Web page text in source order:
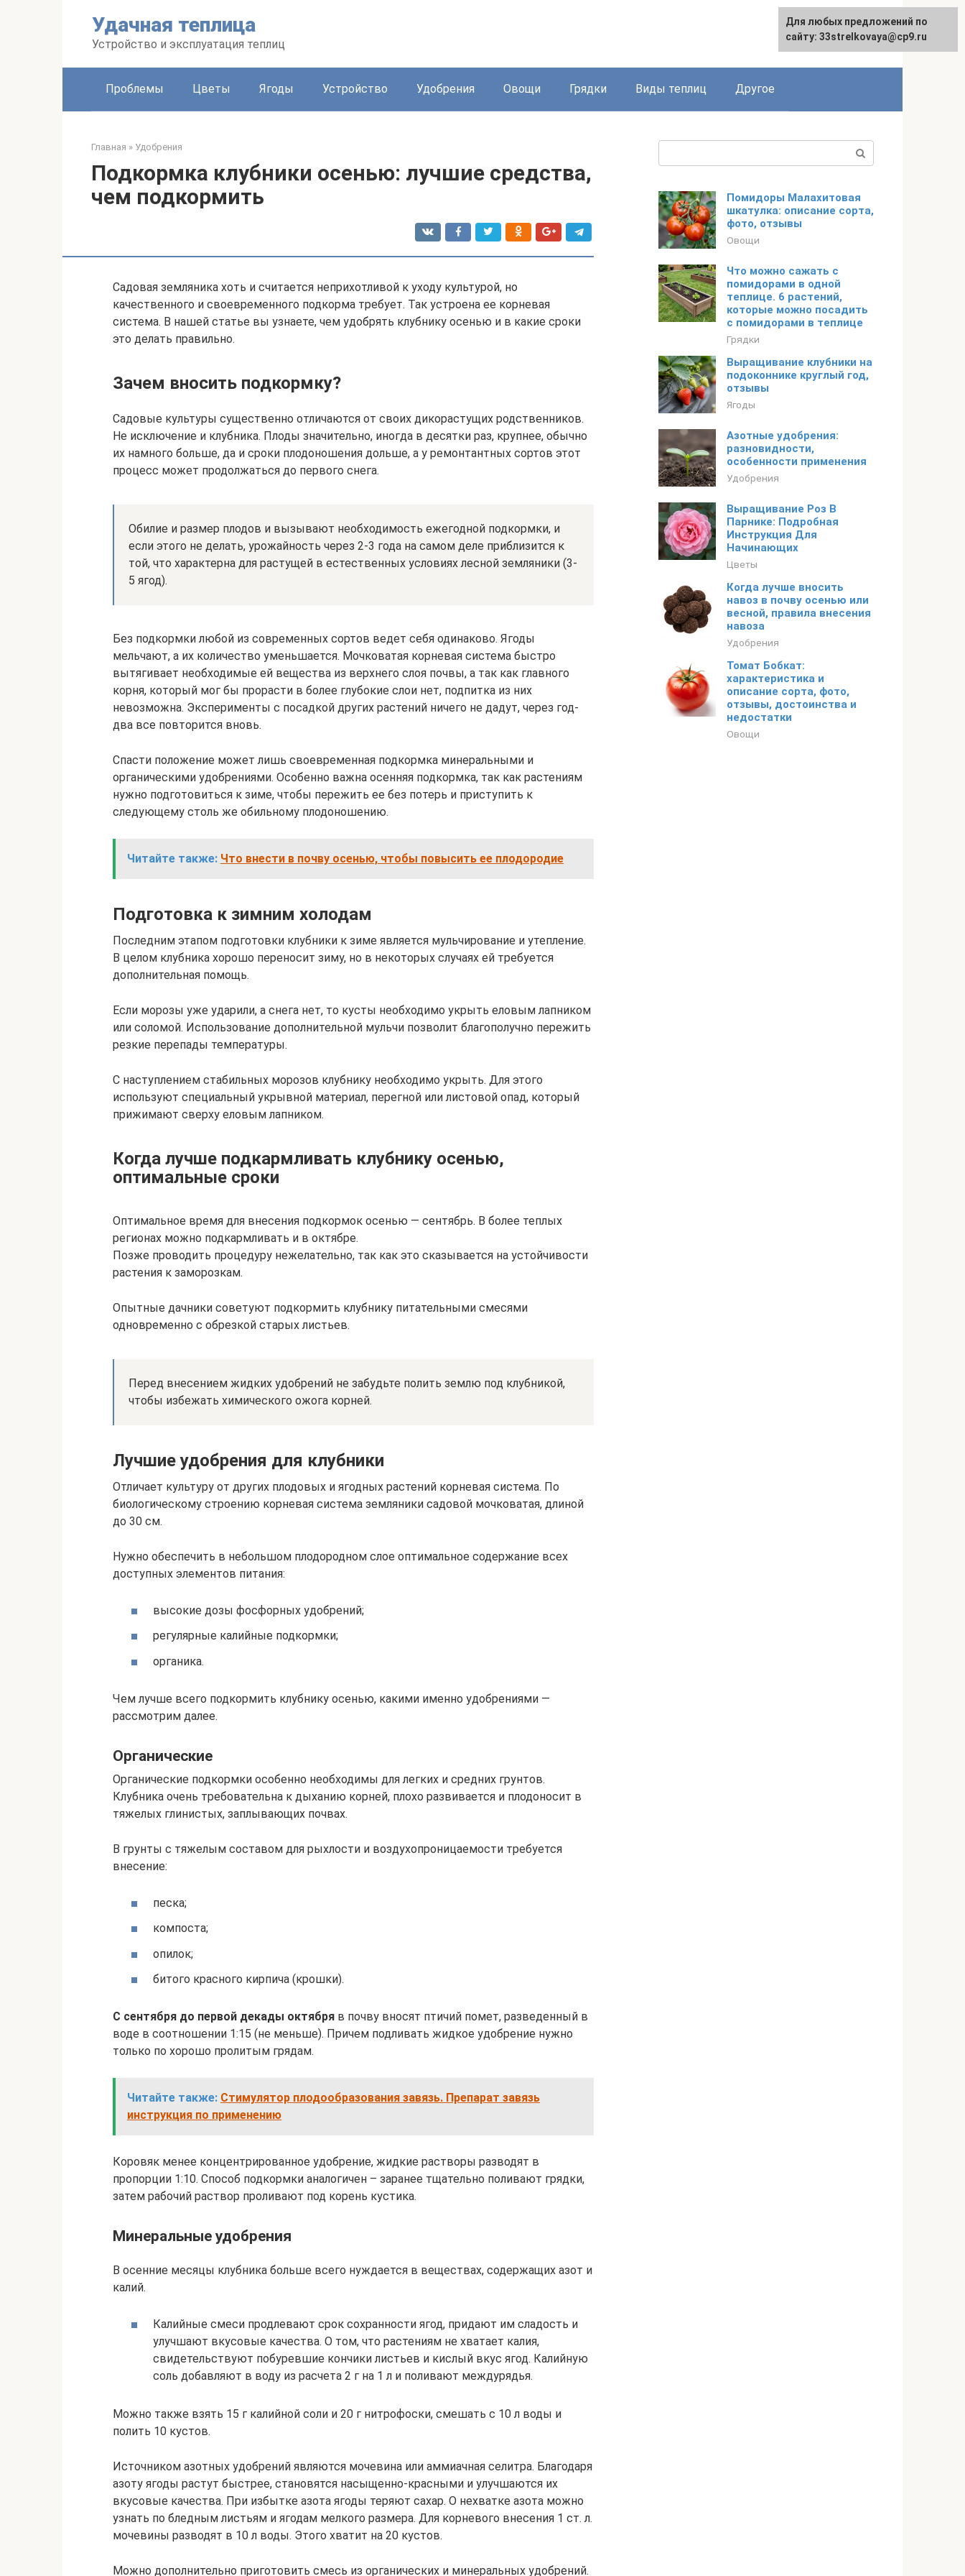
Удачная теплица
Устройство и эксплуатация теплиц
Проблемы Цветы Ягоды Устройство Удобрения Овощи Грядки Виды теплиц Другое
Главная » Удобрения
Подкормка клубники осенью: лучшие средства,
чем подкормить
Садовая земляника хоть и считается неприхотливой к уходу культурой, но
качественного и своевременного подкорма требует. Так устроена ее корневая
система. В нашей статье вы узнаете, чем удобрять клубнику осенью и в какие сроки
это делать правильно.
Зачем вносить подкормку?
Садовые культуры существенно отличаются от своих дикорастущих родственников.
Не исключение и клубника. Плоды значительно, иногда в десятки раз, крупнее, обычно
их намного больше, да и сроки плодоношения дольше, а у ремонтантных сортов этот
процесс может продолжаться до первого снега.
Обилие и размер плодов и вызывают необходимость ежегодной подкормки, и
если этого не делать, урожайность через 2-3 года на самом деле приблизится к
той, что характерна для растущей в естественных условиях лесной земляники (3-
5 ягод).
Без подкормки любой из современных сортов ведет себя одинаково. Ягоды
мельчают, а их количество уменьшается. Мочковатая корневая система быстро
вытягивает необходимые ей вещества из верхнего слоя почвы, а так как главного
корня, который мог бы прорасти в более глубокие слои нет, подпитка из них
невозможна. Эксперименты с посадкой других растений ничего не дадут, через год-
два все повторится вновь.
Спасти положение может лишь своевременная подкормка минеральными и
органическими удобрениями. Особенно важна осенняя подкормка, так как растениям
нужно подготовиться к зиме, чтобы пережить ее без потерь и приступить к
следующему столь же обильному плодоношению.
Читайте также: Что внести в почву осенью, чтобы повысить ее плодородие
Подготовка к зимним холодам
Последним этапом подготовки клубники к зиме является мульчирование и утепление.
В целом клубника хорошо переносит зиму, но в некоторых случаях ей требуется
дополнительная помощь.
Если морозы уже ударили, а снега нет, то кусты необходимо укрыть еловым лапником
или соломой. Использование дополнительной мульчи позволит благополучно пережить
резкие перепады температуры.
С наступлением стабильных морозов клубнику необходимо укрыть. Для этого
используют специальный укрывной материал, перегной или листовой опад, который
прижимают сверху еловым лапником.
Когда лучше подкармливать клубнику осенью,
оптимальные сроки
Оптимальное время для внесения подкормок осенью — сентябрь. В более теплых
регионах можно подкармливать и в октябре.
Позже проводить процедуру нежелательно, так как это сказывается на устойчивости
растения к заморозкам.
Опытные дачники советуют подкормить клубнику питательными смесями
одновременно с обрезкой старых листьев.
Перед внесением жидких удобрений не забудьте полить землю под клубникой,
чтобы избежать химического ожога корней.
Лучшие удобрения для клубники
Отличает культуру от других плодовых и ягодных растений корневая система. По
биологическому строению корневая система земляники садовой мочковатая, длиной
до 30 см.
Нужно обеспечить в небольшом плодородном слое оптимальное содержание всех
доступных элементов питания:
высокие дозы фосфорных удобрений;
регулярные калийные подкормки;
органика.
Чем лучше всего подкормить клубнику осенью, какими именно удобрениями —
рассмотрим далее.
Органические
Органические подкормки особенно необходимы для легких и средних грунтов.
Клубника очень требовательна к дыханию корней, плохо развивается и плодоносит в
тяжелых глинистых, заплывающих почвах.
В грунты с тяжелым составом для рыхлости и воздухопроницаемости требуется
внесение:
песка;
компоста;
опилок;
битого красного кирпича (крошки).
С сентября до первой декады октября в почву вносят птичий помет, разведенный в
воде в соотношении 1:15 (не меньше). Причем подливать жидкое удобрение нужно
только по хорошо пролитым грядам.
Читайте также: Стимулятор плодообразования завязь. Препарат завязь
инструкция по применению
Коровяк менее концентрированное удобрение, жидкие растворы разводят в
пропорции 1:10. Способ подкормки аналогичен – заранее тщательно поливают грядки,
затем рабочий раствор проливают под корень кустика.
Минеральные удобрения
В осенние месяцы клубника больше всего нуждается в веществах, содержащих азот и
калий.
Калийные смеси продлевают срок сохранности ягод, придают им сладость и
улучшают вкусовые качества. О том, что растениям не хватает калия,
свидетельствуют побуревшие кончики листьев и кислый вкус ягод. Калийную
соль добавляют в воду из расчета 2 г на 1 л и поливают междурядья.
Можно также взять 15 г калийной соли и 20 г нитрофоски, смешать с 10 л воды и
полить 10 кустов.
Источником азотных удобрений являются мочевина или аммиачная селитра. Благодаря
азоту ягоды растут быстрее, становятся насыщенно-красными и улучшаются их
вкусовые качества. При избытке азота ягоды теряют сахар. О нехватке азота можно
узнать по бледным листьям и ягодам мелкого размера. Для корневого внесения 1 ст. л.
мочевины разводят в 10 л воды. Этого хватит на 20 кустов.
Можно дополнительно приготовить смесь из органических и минеральных удобрений.
Помидоры Малахитовая
шкатулка: описание сорта,
фото, отзывы
Овощи
Что можно сажать с
помидорами в одной
теплице. 6 растений,
которые можно посадить
с помидорами в теплице
Грядки
Выращивание клубники на
подоконнике круглый год,
отзывы
Ягоды
Азотные удобрения:
разновидности,
особенности применения
Удобрения
Выращивание Роз В
Парнике: Подробная
Инструкция Для
Начинающих
Цветы
Когда лучше вносить
навоз в почву осенью или
весной, правила внесения
навоза
Удобрения
Томат Бобкат:
характеристика и
описание сорта, фото,
отзывы, достоинства и
недостатки
Овощи
Для любых предложений по
сайту: 33strelkovaya@cp9.ru